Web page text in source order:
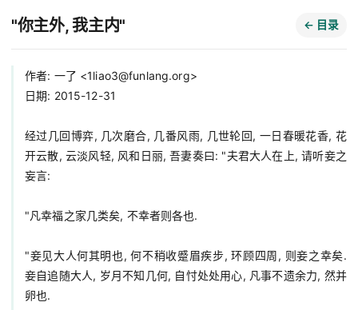
"你主外, 我主内" ← 目录
作者: 一了 <1liao3@funlang.org>
日期: 2015-12-31
经过几回博弈, 几次磨合, 几番风雨, 几世轮回, 一日春暖花香, 花
开云散, 云淡风轻, 风和日丽, 吾妻奏曰: "夫君大人在上, 请听妾之
妄言:
"凡幸福之家几类矣, 不幸者则各也.
"妾见大人何其明也, 何不稍收蹙眉疾步, 环顾四周, 则妾之幸矣.
妾自追随大人, 岁月不知几何, 自忖处处用心, 凡事不遗余力, 然并
卵也.